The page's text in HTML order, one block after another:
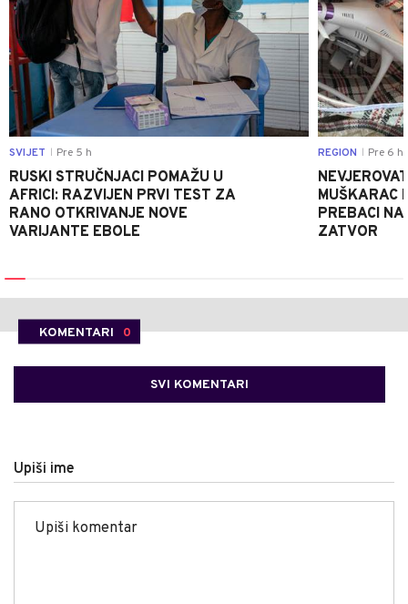
SVIJET Pre 5 h
RUSKI STRUČNJACI POMAŽU U
AFRICI: RAZVIJEN PRVI TEST ZA
RANO OTKRIVANJE NOVE
VARIJANTE EBOLE
REGION Pre 6 h
MUŠKARAC
PREBACI
ZATVOR
KOMENTARI 0
SVI KOMENTARI
Upiši ime